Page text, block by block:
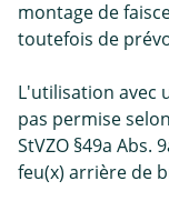
montage de
toutefois de
L'utilisation avec
pas permise
StVZO §49a
feu(x) arrière de